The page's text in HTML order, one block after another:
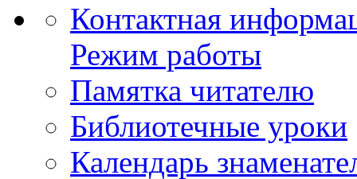
Контактная
Режим работы
Памятка читателю
Библиотечные уроки
Календарь